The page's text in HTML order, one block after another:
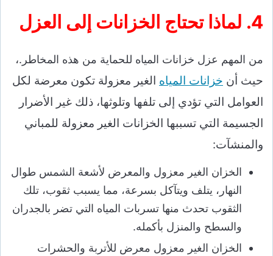
4. لماذا تحتاج الخزانات إلى العزل
من المهم عزل خزانات المياه للحماية من هذه المخاطر.،
حيث أن خزانات المياه الغير معزولة تكون معرضة لكل
العوامل التي تؤدي إلى تلفها وتلوثها، ذلك غير الأضرار
الجسيمة التي تسببها الخزانات الغير معزولة للمباني
والمنشآت:
الخزان الغير معزول والمعرض لأشعة الشمس طوال
النهار، يتلف ويتآكل بسرعة، مما يسبب ثقوب، تلك
الثقوب تحدث منها تسربات المياه التي تضر بالجدران
والسطح والمنزل بأكمله.
الخزان الغير معزول معرض للأتربة والحشرات